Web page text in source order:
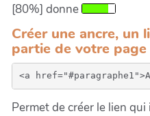
[80%] donne
Créer une ancre, un
partie de votre page
Permet de créer le lien